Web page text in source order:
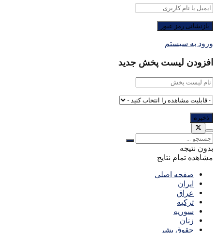
ورود به سیستم
افزودن لیست پخش جدید
بدون نتیجه
مشاهده تمام نتایج
صفحه اصلی
ایران
عراق
ترکیه
سوریه
زنان
حقوق بشر